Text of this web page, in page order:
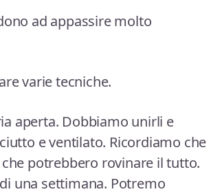
ad appassire molto
varie tecniche.
aperta. Dobbiamo unirli e
e ventilato. Ricordiamo che
potrebbero rovinare il tutto.
una settimana. Potremo